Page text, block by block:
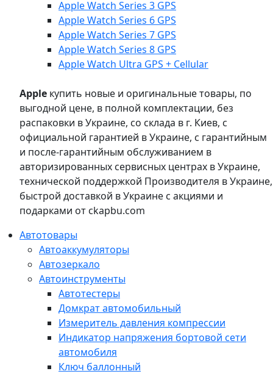
Apple Watch Series 3 GPS
Apple Watch Series 6 GPS
Apple Watch Series 7 GPS
Apple Watch Series 8 GPS
Apple Watch Ultra GPS + Cellular
Apple купить новые и оригинальные товары, по
выгодной цене, в полной комплектации, без
распаковки в Украине, со склада в г. Киев, с
официальной гарантией в Украине, с гарантийным
и после-гарантийным обслуживанием в
авторизированных сервисных центрах в Украине,
технической поддержкой Производителя в Украине,
быстрой доставкой в Украине с акциями и
подарками от ckapbu.com
Автотовары
Автоаккумуляторы
Автозеркало
Автоинструменты
Автотестеры
Домкрат автомобильный
Измеритель давления компрессии
Индикатор напряжения бортовой сети
автомобиля
Ключ баллонный